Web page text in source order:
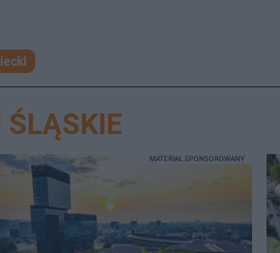
MATERIAŁ SPONSOROWANY